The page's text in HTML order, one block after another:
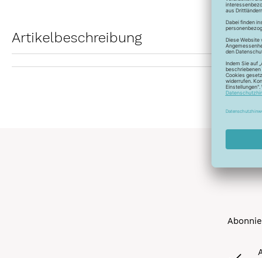
Artikelbeschreibung